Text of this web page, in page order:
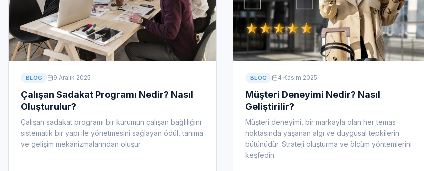
BLOG 9 Aralık 2025
Çalışan Sadakat Programı Nedir? Nasıl
Oluşturulur?
Çalışan sadakat programı bir kurumun çalışan bağlılığını
sistematik bir yapı ile yönetmesini sağlayan ödül, tanıma
ve gelişim mekanizmalarından oluşur.
BLOG 4 Kasım 2025
Müşteri Deneyimi Nedir? Nasıl
Geliştirilir?
Müşteri deneyimi, bir markayla olan her temas
noktasında yaşanan algı ve duygusal tepkilerin
bütünüdür. Strateji oluşturma ve ölçüm yöntemlerini
keşfedin.